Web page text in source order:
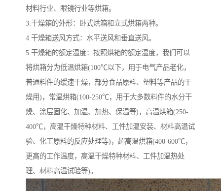
材料行业、眼镜行业等烘箱。
3.干燥箱的外形：卧式烘箱和立式烘箱两种。
4.干燥箱送风方式：水平送风和垂直送风。
5.干燥箱的额定温度：按照烘箱的额定温度，我们可以
将烘箱分为低温烘箱(100℃以下，用于电气产品老化，
普通料件的缓速干燥，部分食品原料、塑料等产品的干
燥用)，常温烘箱(100-250℃，用于大多数料件的水分干
燥、涂层固化、加温、加热、保温等)，高温烘箱(250-
400℃，高温干燥特种材料、工件加温安装、材料高温试
验、化工原料的反应处理等)，超高温烘箱(400-600℃，
更高的工作温度，高温干燥特种材料、工件加温热处
理、材料高温试验等)。